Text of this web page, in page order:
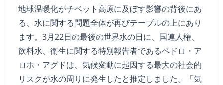
地球温暖化がチベット高原に及ぼす影響の背後にあ
る、水に関する問題全体が再びテーブルの上にあり
ます。3月22日の最後の世界水の日に、国連人権、
飲料水、衛生に関する特別報告者であるペドロ・ア
ロホ・アグドは、気候変動に起因する最大の社会的
リスクが水の周りに発生したと推定しました。「気